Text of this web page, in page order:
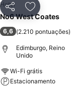
PartilharAdicionar
Hotel
No6 West Coates
6,6 (2.210 pontuações)
Edimburgo, Reino
Unido
Wi-Fi grátis
Estacionamento